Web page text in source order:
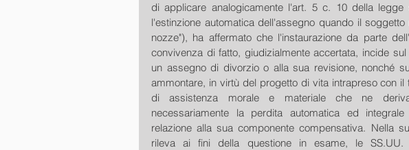
di applicare analogicamente l'art. 5 c. 10 della
l'estinzione automatica dell'assegno quando il
nozze"), ha affermato che l'instaurazione da parte
convivenza di fatto, giudizialmente accertata, incide
un assegno di divorzio o alla sua revisione, nonché
ammontare, in virtù del progetto di vita intrapreso con
di assistenza morale e materiale che ne
necessariamente la perdita automatica ed
relazione alla sua componente compensativa. Nella
rileva ai fini della questione in esame, le